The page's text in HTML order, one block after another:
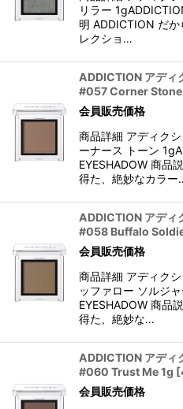
リラー
明 ADDICTION だ
レクショ…
ADDICTION アディ
#057 Corner Stone
会員販売価格
商品詳細 アディク
ーナース トーン
EYESHADOW 商品
得た、絶妙なカラー
ADDICTION アディ
#058 Buffalo
会員販売価格
商品詳細 アディク
ッファロー ソルジ
EYESHADOW 商品
得た、絶妙な…
ADDICTION アディ
#060 Trust Me 1g [
会員販売価格